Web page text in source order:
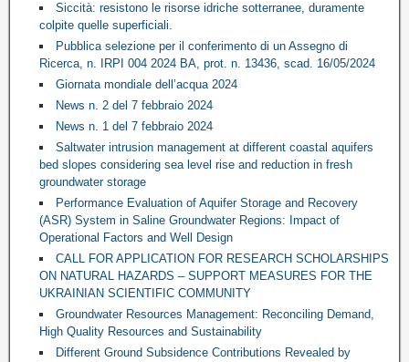
Siccità: resistono le risorse idriche sotterranee, duramente
colpite quelle superficiali.
Pubblica selezione per il conferimento di un Assegno di
Ricerca, n. IRPI 004 2024 BA, prot. n. 13436, scad. 16/05/2024
Giornata mondiale dell’acqua 2024
News n. 2 del 7 febbraio 2024
News n. 1 del 7 febbraio 2024
Saltwater intrusion management at different coastal aquifers
bed slopes considering sea level rise and reduction in fresh
groundwater storage
Performance Evaluation of Aquifer Storage and Recovery
(ASR) System in Saline Groundwater Regions: Impact of
Operational Factors and Well Design
CALL FOR APPLICATION FOR RESEARCH SCHOLARSHIPS
ON NATURAL HAZARDS – SUPPORT MEASURES FOR THE
UKRAINIAN SCIENTIFIC COMMUNITY
Groundwater Resources Management: Reconciling Demand,
High Quality Resources and Sustainability
Different Ground Subsidence Contributions Revealed by